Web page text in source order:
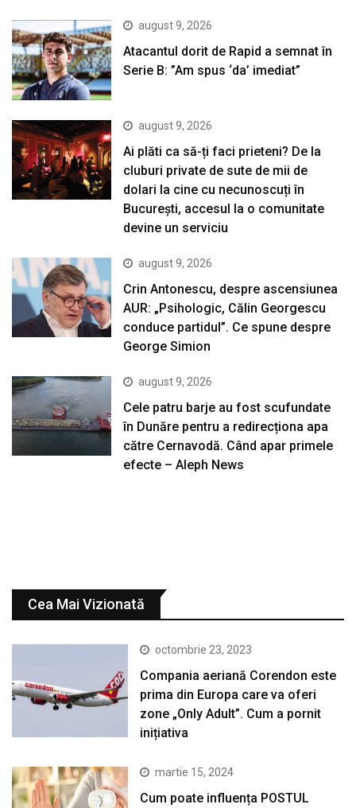
august 9, 2026
Atacantul dorit de Rapid a semnat în
Serie B: ”Am spus ‘da’ imediat”
august 9, 2026
Ai plăti ca să-ți faci prieteni? De la
cluburi private de sute de mii de
dolari la cine cu necunoscuți în
București, accesul la o comunitate
devine un serviciu
august 9, 2026
Crin Antonescu, despre ascensiunea
AUR: „Psihologic, Călin Georgescu
conduce partidul”. Ce spune despre
George Simion
august 9, 2026
Cele patru barje au fost scufundate
în Dunăre pentru a redirecționa apa
către Cernavodă. Când apar primele
efecte – Aleph News
Cea Mai Vizionată
octombrie 23, 2023
Compania aeriană Corendon este
prima din Europa care va oferi
zone „Only Adult”. Cum a pornit
inițiativa
martie 15, 2024
Cum poate influența POSTUL